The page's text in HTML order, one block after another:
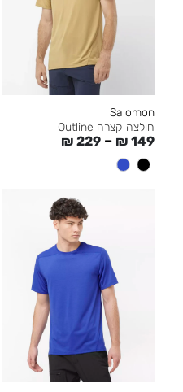
Salomon
חולצה קצרה Outline
₪ 149
–
₪ 229